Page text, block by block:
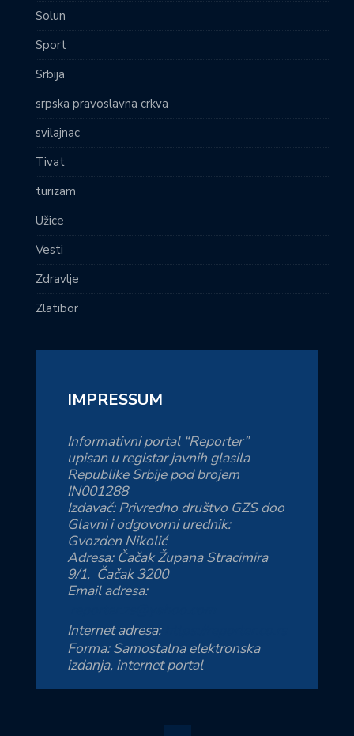
Solun
Sport
Srbija
srpska pravoslavna crkva
svilajnac
Tivat
turizam
Užice
Vesti
Zdravlje
Zlatibor
IMPRESSUM
Informativni portal “Reporter”
upisan u registar javnih glasila
Republike Srbije pod brojem
IN001288
Izdavač: Privredno društvo GZS doo
Glavni i odgovorni urednik:
Gvozden Nikolić
Adresa: Čačak Župana Stracimira
9/1, Čačak 3200
Email adresa:
Internet adresa:
Forma: Samostalna elektronska
izdanja, internet portal